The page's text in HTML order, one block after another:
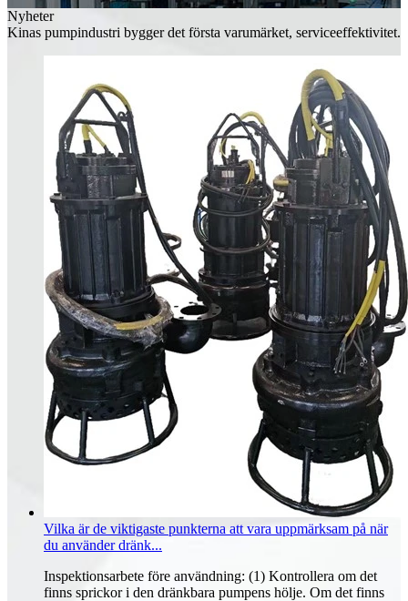
Nyheter
Kinas pumpindustri bygger det första varumärket, serviceeffektivitet.
Vilka är de viktigaste punkterna att vara uppmärksam på när
du använder dränk...
Inspektionsarbete före användning: (1) Kontrollera om det
finns sprickor i den dränkbara pumpens hölje. Om det finns